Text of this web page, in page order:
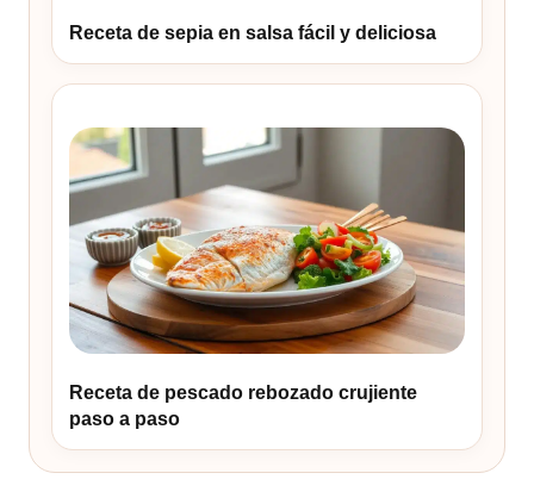
Receta de sepia en salsa fácil y deliciosa
Receta de pescado rebozado crujiente
paso a paso